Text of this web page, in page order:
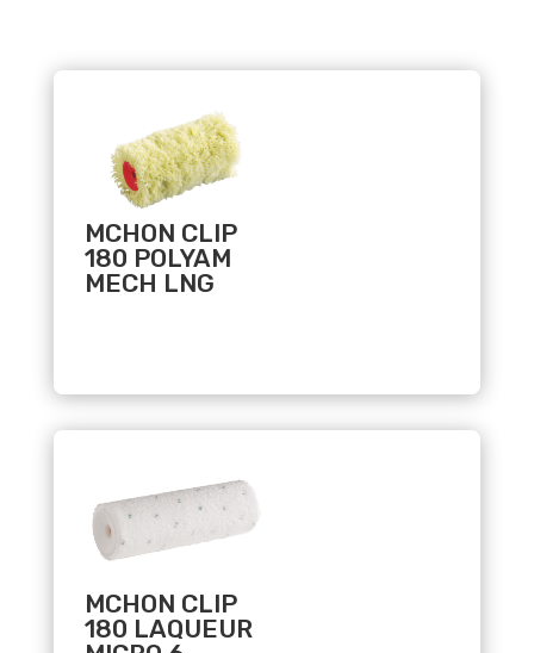
MCHON CLIP
180 POLYAM
MECH LNG
MCHON CLIP
180 LAQUEUR